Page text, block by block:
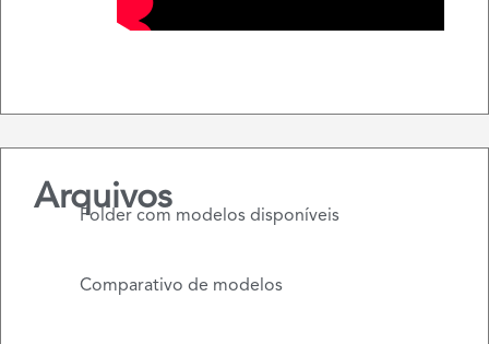
Arquivos
Folder com modelos disponíveis
Comparativo de modelos